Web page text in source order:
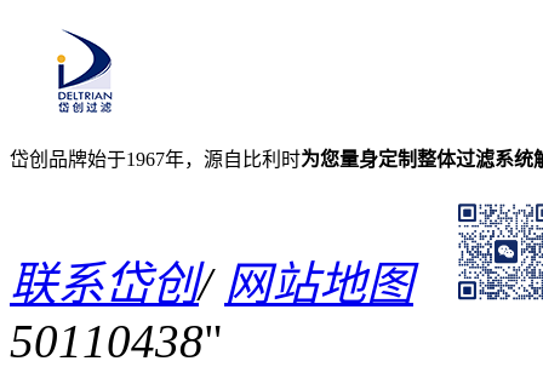
岱创品牌始于1967年，源自比利时为您量身定制整体过滤系统
联系岱创/ 网站地图
50110438